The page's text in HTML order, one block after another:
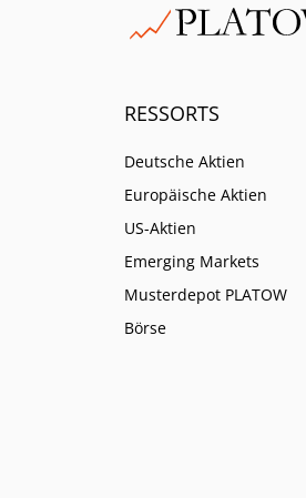
RESSORTS
Deutsche Aktien
Europäische Aktien
US-Aktien
Emerging Markets
Musterdepot PLATOW
Börse